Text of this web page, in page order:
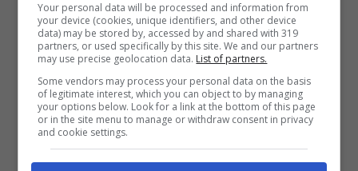
all’estremità del mondo, come Tonga, Samoa
e le isole Fiji, solo per citarne alcune. Classe
1957, laureato in diritto canonico, era stato
ordinato sacerdote nel 1986e quindi presto
avrebbe celebrato i 40 anni di missione
sacerdotale.
Your personal data will be processed and information from
your device (cookies, unique identifiers, and other device
data) may be stored by, accessed by and shared with 319
partners, or used specifically by this site. We and our partners
may use precise geolocation data. List of partners.
Some vendors may process your personal data on the basis
of legitimate interest, which you can object to by managing
your options below. Look for a link at the bottom of this page
or in the site menu to manage or withdraw consent in privacy
and cookie settings.